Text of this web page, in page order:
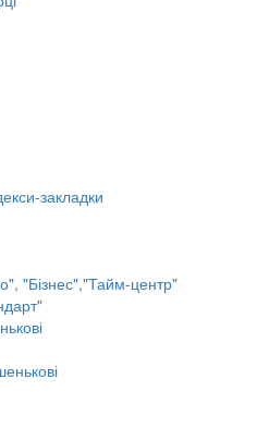
закладки
"Бізнес","Тайм-центр"